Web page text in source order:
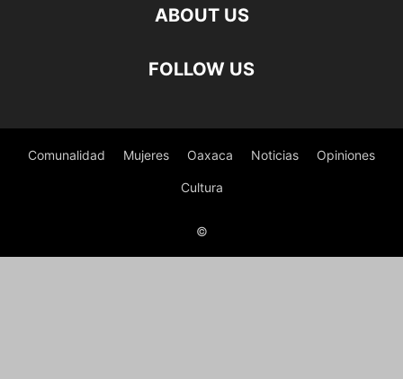
ABOUT US
FOLLOW US
Comunalidad Mujeres Oaxaca Noticias Opiniones
Cultura
©